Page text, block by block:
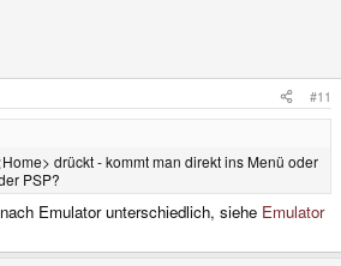
#11
drückt - kommt man direkt ins Menü oder
PSP?
Emulator unterschiedlich, siehe Emulator